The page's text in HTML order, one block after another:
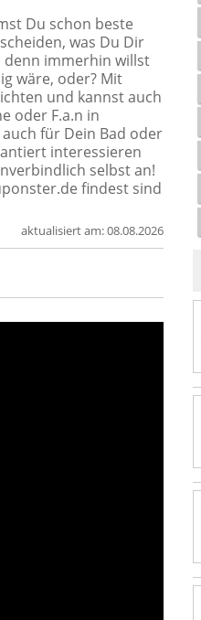
Du schon beste
was Du Dir
denn immerhin willst
wäre, oder? Mit
und kannst auch
oder F.a.n in
für Dein Bad oder
interessieren
selbst an!
findest sind
aktualisiert am:08.08.2026